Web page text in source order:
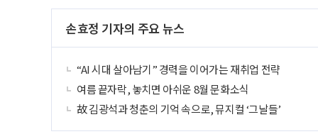
손효정 기자의 주요 뉴스
“AI 시대 살아남기” 경력을 이어가는 재취업 전략
여름 끝자락, 놓치면 아쉬운 8월 문화소식
故 김광석과 청춘의 기억 속으로, 뮤지컬 ‘그날들’